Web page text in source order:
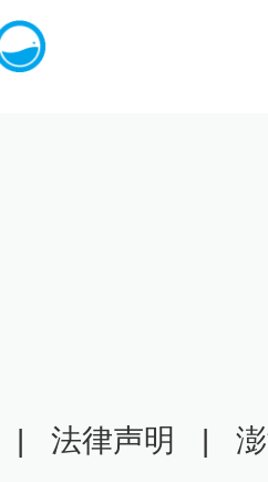
| 法律声明 |